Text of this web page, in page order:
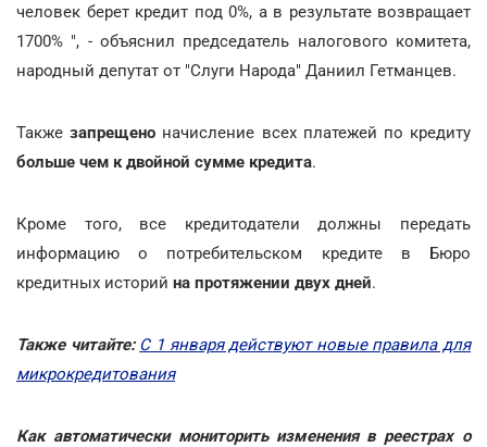
человек берет кредит под 0%, а в результате возвращает
1700% ", - объяснил председатель налогового комитета,
народный депутат от "Слуги Народа" Даниил Гетманцев.
Также запрещено начисление всех платежей по кредиту
больше чем к двойной сумме кредита.
Кроме того, все кредитодатели должны передать
информацию о потребительском кредите в Бюро
кредитных историй на протяжении двух дней.
Также читайте: С 1 января действуют новые правила для
микрокредитования
Как автоматически мониторить изменения в реестрах о